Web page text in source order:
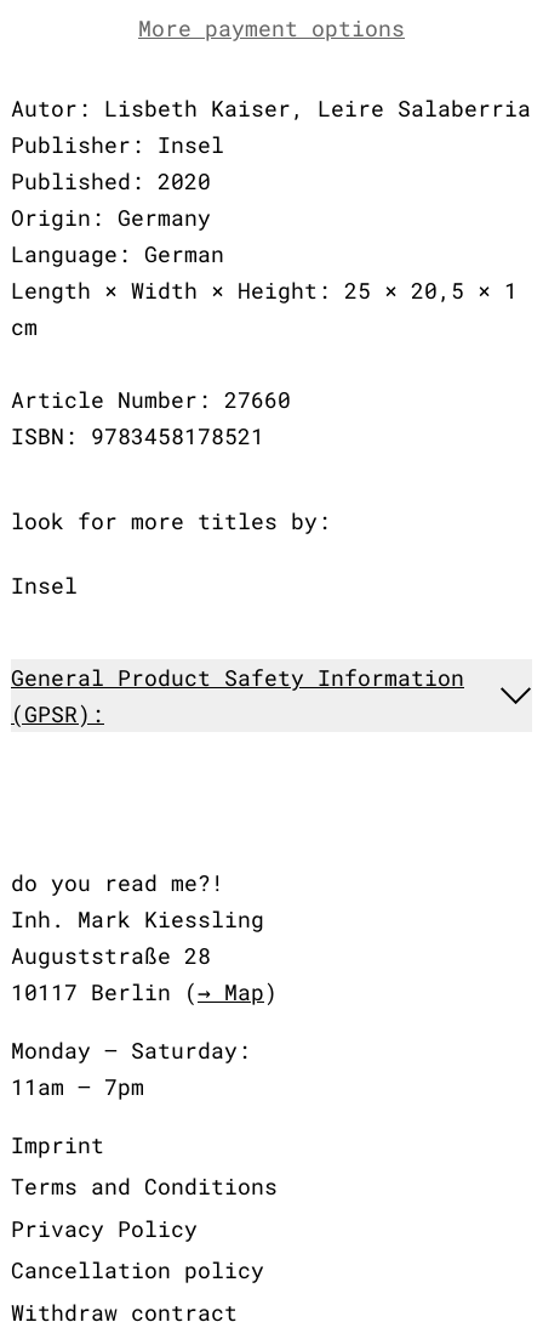
More payment options
Autor: Lisbeth Kaiser, Leire Salaberria
Publisher: Insel
Published: 2020
Origin: Germany
Language: German
Length × Width × Height: 25 × 20,5 × 1
cm
Article Number: 27660
ISBN: 9783458178521
look for more titles by:
Insel
General Product Safety Information
(GPSR):
do you read me?!
Inh. Mark Kiessling
Auguststraße 28
10117 Berlin (→ Map)
Monday – Saturday:
11am – 7pm
Imprint
Terms and Conditions
Privacy Policy
Cancellation policy
Withdraw contract